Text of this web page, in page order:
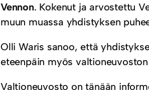
Vennon. Kokenut ja arvostettu
muun muassa yhdistyksen
Olli Waris sanoo, että
eteenpäin myös
Valtioneuvosto on tänään